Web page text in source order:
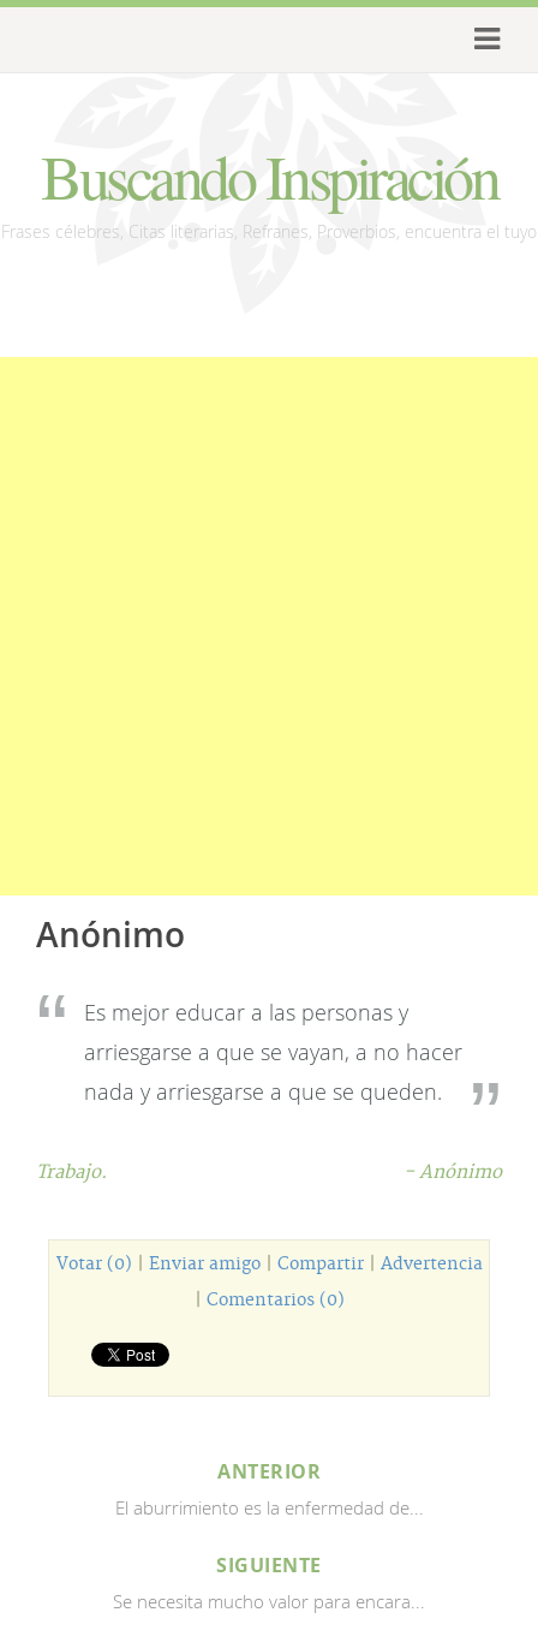
Buscando Inspiración
Frases célebres, Citas literarias, Refranes, Proverbios, encuentra el tuyo
Anónimo
Es mejor educar a las personas y
arriesgarse a que se vayan, a no hacer
nada y arriesgarse a que se queden.
Trabajo. - Anónimo
Votar (0) Enviar amigo| Compartir| Advertencia
Comentarios (0)
ANTERIOR
El aburrimiento es la enfermedad de...
SIGUIENTE
Se necesita mucho valor para encara...